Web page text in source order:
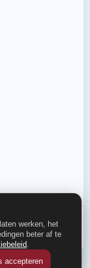
werken, het
beter af te
.
accepteren